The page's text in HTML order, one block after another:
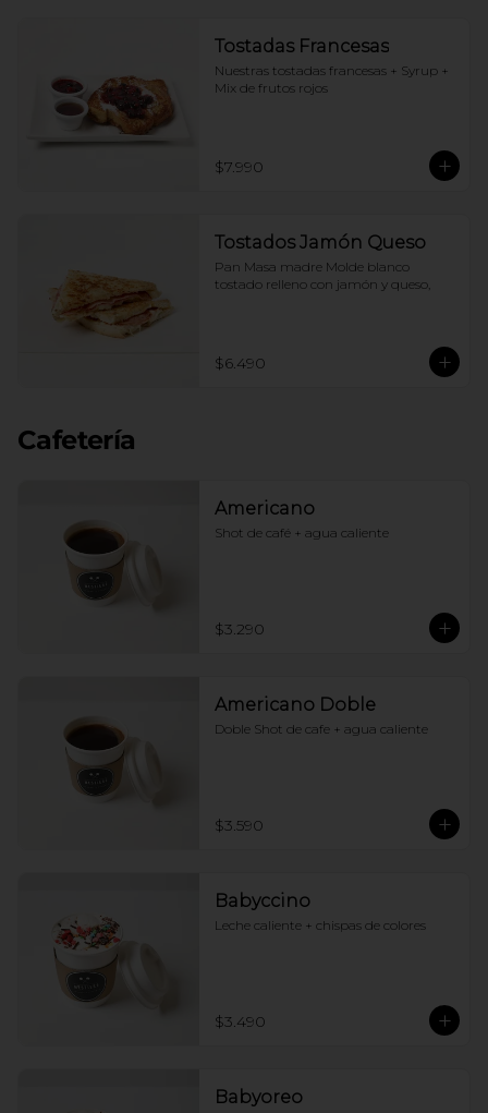
Tostadas Francesas
Nuestras tostadas francesas + Syrup +
Mix de frutos rojos
$7.990
Tostados Jamón Queso
Pan Masa madre Molde blanco
tostado relleno con jamón y queso,
$6.490
Cafetería
Americano
Shot de café + agua caliente
$3.290
Americano Doble
Doble Shot de cafe + agua caliente
$3.590
Babyccino
Leche caliente + chispas de colores
$3.490
Babyoreo